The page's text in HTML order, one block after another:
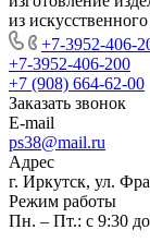
из
+7-3952-406-
+7-3952-406-200
+7 (908) 664-62-00
Заказать звонок
E-mail
ps38@mail.ru
Адрес
г. Иркутск, ул.
Режим работы
Пн. – Пт.: с 9:30